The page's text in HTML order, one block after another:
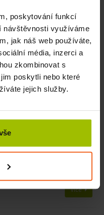
poskytování funkcí
návštěvnosti využíváme
jak náš web používáte,
média, inzerci a
zkombinovat s
poskytli nebo které
jejich služby.
olivový, avokádový,
levandulový a
1 l
Více